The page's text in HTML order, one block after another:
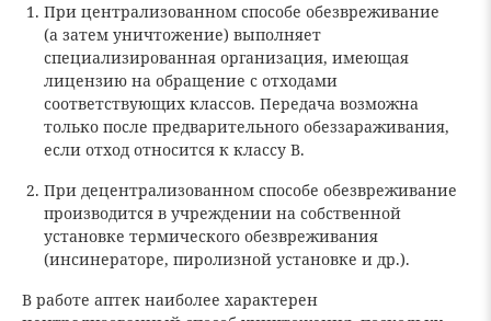
При централизованном способе обезвреживание
(а затем уничтожение) выполняет
специализированная организация, имеющая
лицензию на обращение с отходами
соответствующих классов. Передача возможна
только после предварительного обеззараживания,
если отход относится к классу В.
При децентрализованном способе обезвреживание
производится в учреждении на собственной
установке термического обезвреживания
(инсинераторе, пиролизной установке и др.).
В работе аптек наиболее характерен